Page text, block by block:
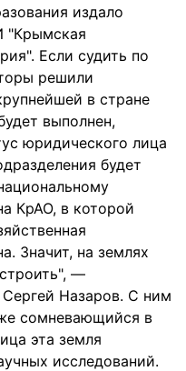
издало
"Крымская
Если судить по
решили
в стране
выполнен,
юридического лица
будет
КрАО, в которой
Значит, на землях
—
Назаров. С ним
сомневающийся в
эта земля
исследований.